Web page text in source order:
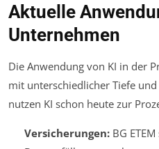
Aktuelle
Unternehmen
Die Anwendung von KI in der
mit unterschiedlicher Tiefe
nutzen KI schon heute zur
Versicherungen:BG